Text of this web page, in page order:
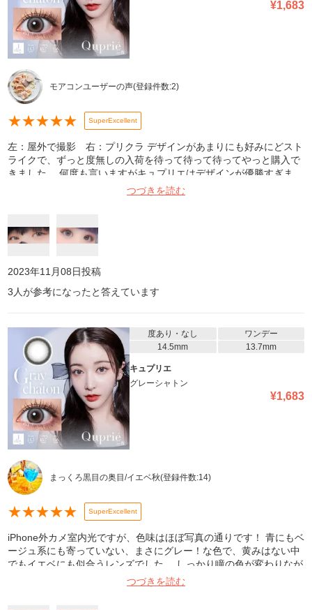
¥1,683
モアコンユーザーの声(登録件数:2)
★★★★★ SuperExcellent
左：屋外で撮影 右：プリクラ デザインがあまりにも好みにどスト
ライクで、ずっと度無しの入荷を待って待って待ってやっと購入で
きました。 何度も言いますがキュプリエはデザインが優勝すぎま
す。 グレコンが好きすぎていろんなグレコンを試してきましたが、
これが1番かっこよくてかわいくておしゃれ。 どんなメイクにもフ
に感謝😭
つづきを読む
2023年11月08日投稿
3 人が参考になったと答えています
度あり・なし
ワンデー
14.5mm
13.7mm
キュプリエ
グレーシャトン
¥1,683
まっくろ黒目の奥目/イエベ秋(登録件数:14)
★★★★★ SuperExcellent
iPhone外カメ室内光ですが、色味はほぼ写真の通りです！ 青にもベ
ージュ系にも寄っていない、まさにグレー！な色で、黄みはない中
でもイエベにも似合うレンズでした。 しっかり瞳の色が変わりなが
らも不自然さは全く無く、そして何よりめちゃくちゃ盛れます！目
力がぐんと上がります！ レンズは柔らかめで折れることはありまし
つづきを読む